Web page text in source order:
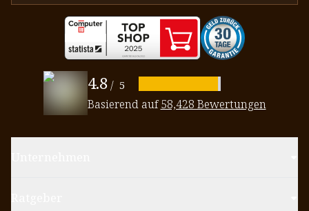
4.8 / 5
Basierend auf58,428 Bewertungen